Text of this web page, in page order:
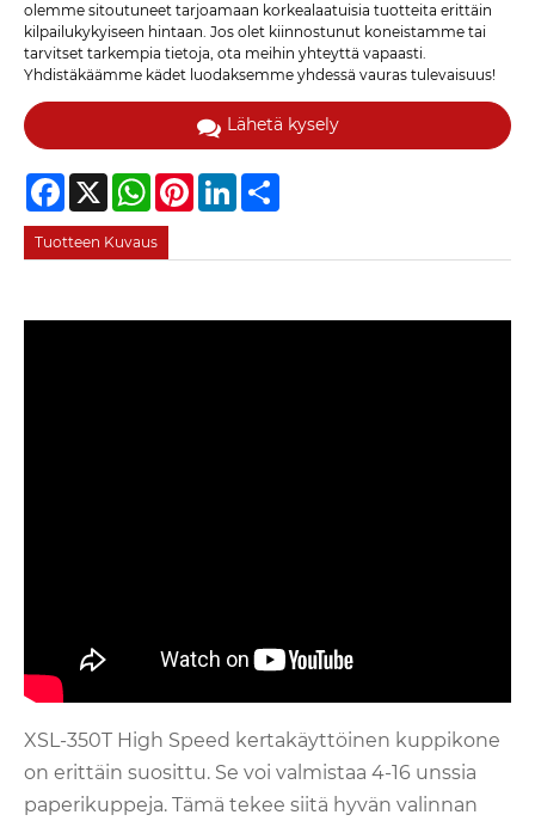
olemme sitoutuneet tarjoamaan korkealaatuisia tuotteita erittäin
kilpailukykyiseen hintaan. Jos olet kiinnostunut koneistamme tai
tarvitset tarkempia tietoja, ota meihin yhteyttä vapaasti.
Yhdistäkäämme kädet luodaksemme yhdessä vauras tulevaisuus!
Lähetä kysely
Facebook
X WhatsAppPinterestLinkedIn
Tuotteen Kuvaus
XSL-350T High Speed ​​kertakäyttöinen kuppikone
on erittäin suosittu. Se voi valmistaa 4-16 unssia
paperikuppeja. Tämä tekee siitä hyvän valinnan